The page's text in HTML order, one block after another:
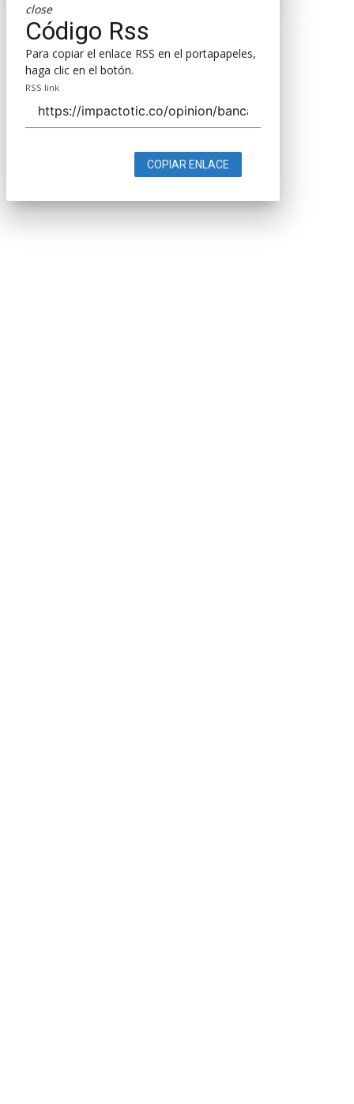
close
Código Rss
Para copiar el enlace RSS en el portapapeles,
haga clic en el botón.
RSS link
COPIAR ENLACE